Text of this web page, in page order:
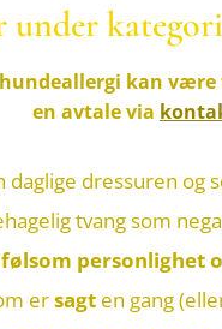
under
kan
en avtale via
daglige dressuren og
tvang som
følsom personlighet
ersagt en gang